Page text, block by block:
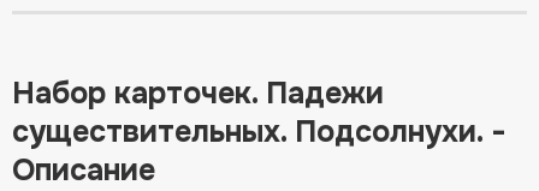
Набор карточек. Падежи
существительных. Подсолнухи. -
Описание